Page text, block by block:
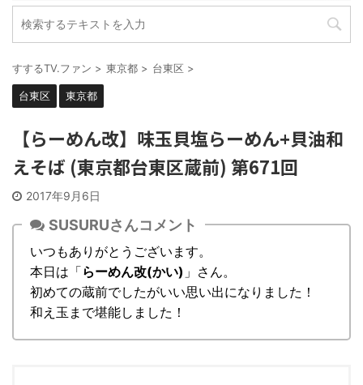
すするTV.ファン > 東京都 > 台東区 >
台東区 東京都
【らーめん改】味玉貝塩らーめん+貝油和
えそば (東京都台東区蔵前) 第671回
2017年9月6日
SUSURUさんコメント
いつもありがとうございます。
本日は「らーめん改(かい) 」さん。
初めての蔵前でしたがいい思い出になりました！
和え玉まで堪能しました！